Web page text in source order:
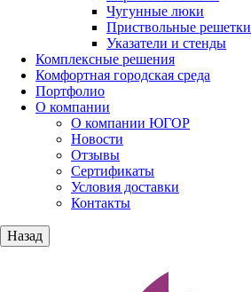
Чугунные люки
Приствольные решетки
Указатели и стенды
Комплексные решения
Комфортная городская среда
Портфолио
О компании
О компании ЮГОР
Новости
Отзывы
Сертификаты
Условия доставки
Контакты
Назад